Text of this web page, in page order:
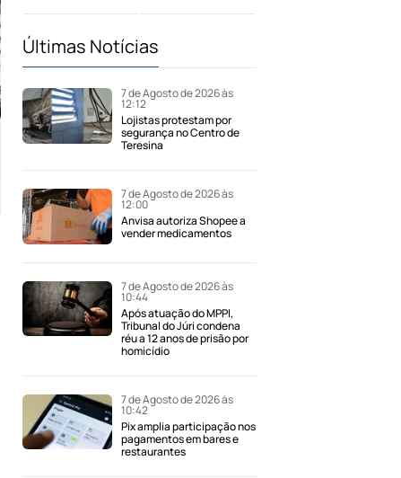
Últimas Notícias
7 de Agosto de 2026 às
12:12
Lojistas protestam por
segurança no Centro de
Teresina
7 de Agosto de 2026 às
12:00
Anvisa autoriza Shopee a
vender medicamentos
7 de Agosto de 2026 às
10:44
Após atuação do MPPI,
Tribunal do Júri condena
réu a 12 anos de prisão por
homicídio
7 de Agosto de 2026 às
10:42
Pix amplia participação nos
pagamentos em bares e
restaurantes